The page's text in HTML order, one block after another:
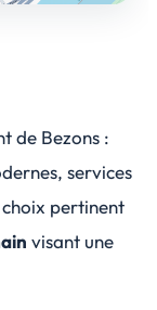
de Bezons :
services
pertinent
visant une